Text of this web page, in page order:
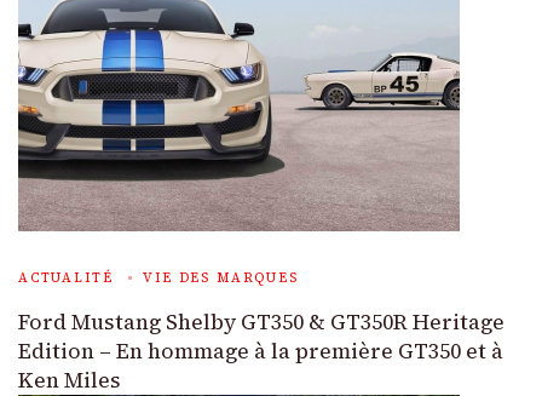
ACTUALITÉ VIE DES MARQUES
Ford Mustang Shelby GT350 & GT350R Heritage
Edition – En hommage à la première GT350 et à
Ken Miles